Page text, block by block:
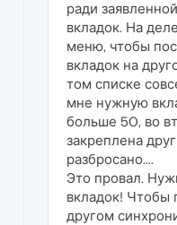
ради
вкладок. На
меню, чтобы
вкладок на
том списке
мне нужную
больше 50, во
закреплена
разбросано....
Это провал.
вкладок! Чтобы
другом